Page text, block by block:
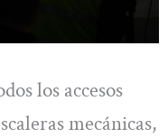
los accesos
mecánicas,